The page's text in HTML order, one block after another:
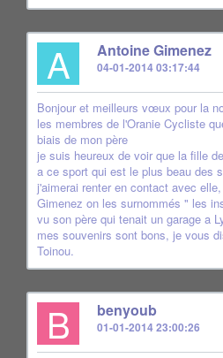
A Antoine Gimenez
04-01-2014 03:17:44
Bonjour et meilleurs vœux pour la
les membres de l'Oranie Cycliste
biais de mon père
je suis heureux de voir que la fille
a ce sport qui est le plus beau des
j'aimerai renter en contact avec
Gimenez on les surnommés " les
vu son père qui tenait un garage a
mes souvenirs sont bons, je vous
Toinou.
B benyoub
01-01-2014 23:00:26